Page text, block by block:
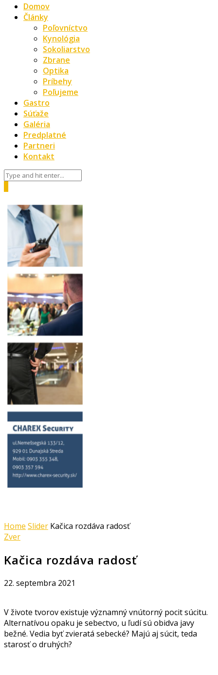
Domov
Články
Poľovníctvo
Kynológia
Sokoliarstvo
Zbrane
Optika
Príbehy
Poľujeme
Gastro
Súťaže
Galéria
Predplatné
Partneri
Kontakt
Home Slider Kačica rozdáva radosť
Zver
Kačica rozdáva radosť
22. septembra 2021
V živote tvorov existuje významný vnútorný pocit súcitu.
Alternatívou opaku je sebectvo, u ľudí sú obidva javy
bežné. Vedia byť zvieratá sebecké? Majú aj súcit, teda
starosť o druhých?